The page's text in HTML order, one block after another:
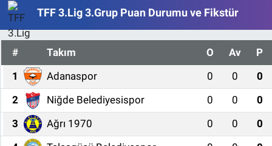
TFF 3.Lig 3.Grup Puan Durumu ve Fikstür
# Takım O Av
P
1
Adanaspor 0 0
0
2
Niğde Belediyesispor 0 0
0
3
Ağrı 1970 0 0
0
SPOR
MAGAZİN
KÜLTÜR SANAT
POLİTİKA
YAŞAM
İstanbul Namaz Vakitleri
Trafik Durumu
Süper Lig Puan Durumu ve Fikstür
Tüm Manşetler
Son Dakika Haberleri